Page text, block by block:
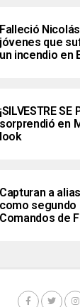
Falleció
jóvenes que
un incendio en
¡SILVESTRE
sorprendió en
look
Capturan a
como segundo
Comandos de